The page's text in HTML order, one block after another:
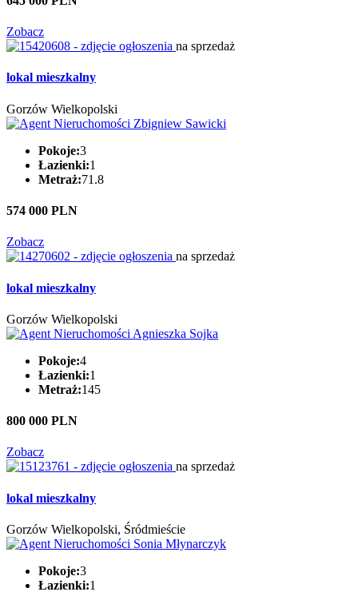
Zobacz
na sprzedaż
lokal mieszkalny
Gorzów Wielkopolski
Pokoje:3
Łazienki:1
Metraż:71.8
574 000 PLN
Zobacz
na sprzedaż
lokal mieszkalny
Gorzów Wielkopolski
Pokoje:4
Łazienki:1
Metraż:145
800 000 PLN
Zobacz
na sprzedaż
lokal mieszkalny
Gorzów Wielkopolski, Śródmieście
Pokoje:3
Łazienki:1